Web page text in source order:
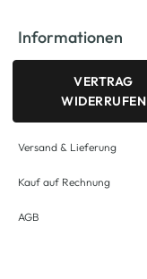
Informationen
VERTRAG
WIDERRUFEN
Versand & Lieferung
Kauf auf Rechnung
AGB